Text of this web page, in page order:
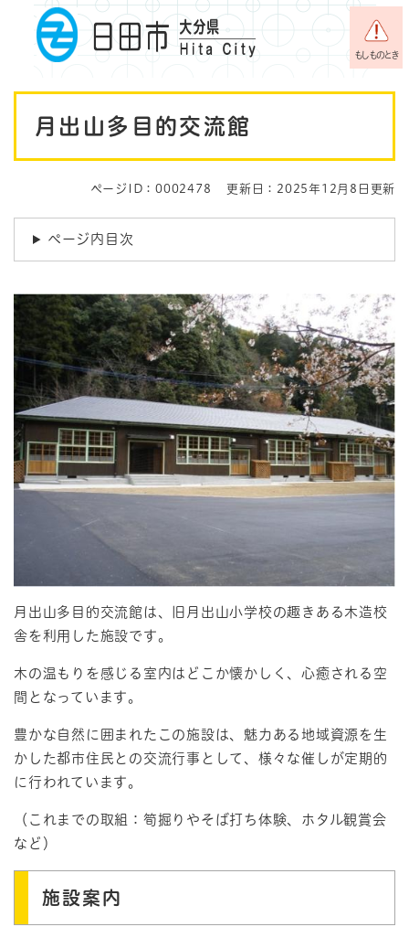
メニューを飛ばして本文へ
もしものとき
月出山多目的交流館
ページID：0002478 更新日：2025年12月8日更新
ページ内目次
月出山多目的交流館は、旧月出山小学校の趣きある木造校
舎を利用した施設です。
木の温もりを感じる室内はどこか懐かしく、心癒される空
間となっています。
豊かな自然に囲まれたこの施設は、魅力ある地域資源を生
かした都市住民との交流行事として、様々な催しが定期的
に行われています。
（これまでの取組：筍掘りやそば打ち体験、ホタル観賞会
など）
施設案内